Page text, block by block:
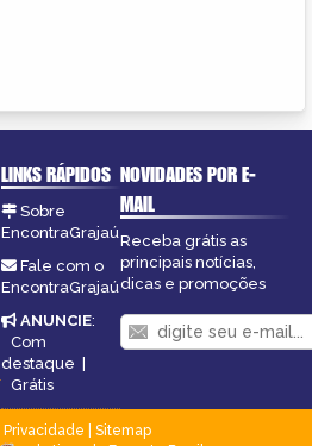
LINKS RÁPIDOS
Sobre
EncontraGrajaú
Fale com o
EncontraGrajaú
ANUNCIE:
Com
destaque
Grátis
NOVIDADES POR E-
MAIL
Receba grátis as
principais notícias,
dicas e promoções
Privacidade
Sitemap